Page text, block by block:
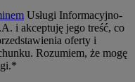
Usługi Informacyjno-
i akceptuję jego treść, co
oferty i
Rozumiem, że mogę